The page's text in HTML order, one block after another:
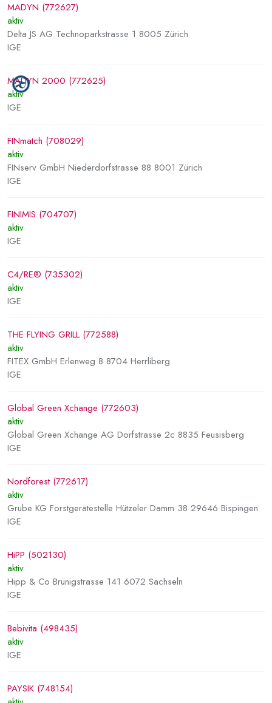
MADYN (772627)
aktiv
Delta JS AG Technoparkstrasse 1 8005 Zürich
IGE
MADYN 2000 (772625)
aktiv
IGE
FINmatch (708029)
aktiv
FINserv GmbH Niederdorfstrasse 88 8001 Zürich
IGE
FINIMIS (704707)
aktiv
IGE
C4/RE® (735302)
aktiv
IGE
THE FLYING GRILL (772588)
aktiv
FITEX GmbH Erlenweg 8 8704 Herrliberg
IGE
Global Green Xchange (772603)
aktiv
Global Green Xchange AG Dorfstrasse 2c 8835 Feusisberg
IGE
Nordforest (772617)
aktiv
Grube KG Forstgerätestelle Hützeler Damm 38 29646 Bispingen
IGE
HiPP (502130)
aktiv
Hipp & Co Brünigstrasse 141 6072 Sachseln
IGE
Bebivita (498435)
aktiv
IGE
PAYSIK (748154)